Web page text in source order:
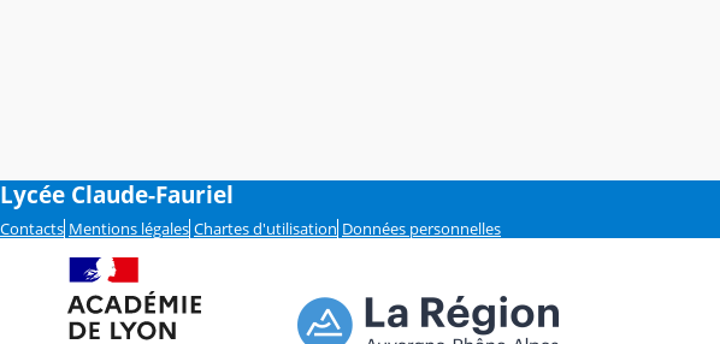
Lycée Claude-Fauriel
Contacts Mentions légales Chartes d'utilisation Données personnelles